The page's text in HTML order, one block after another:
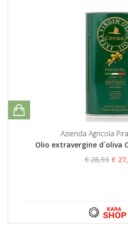
Azienda Agricola
Olio extravergine d´oliva
€ 28,93 €